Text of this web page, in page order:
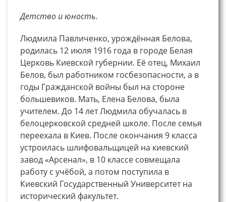
Детство и юность.
Людмила Павличенко, урождённая Белова,
родилась 12 июля 1916 года в городе Белая
Церковь Киевской губернии. Её отец, Михаил
Белов, был работником госбезопасности, а в
годы Гражданской войны был на стороне
большевиков. Мать, Елена Белова, была
учителем. До 14 лет Людмила обучалась в
белоцерковской средней школе. После семья
переехала в Киев. После окончания 9 класса
устроилась шлифовальщицей на киевский
завод «Арсенал», в 10 классе совмещала
работу с учёбой, а потом поступила в
Киевский Государственный Университет на
исторический факультет.